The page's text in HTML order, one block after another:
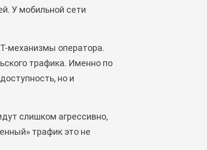
У мобильной сети
механизмы оператора.
трафика. Именно по
но и
слишком агрессивно,
трафик это не